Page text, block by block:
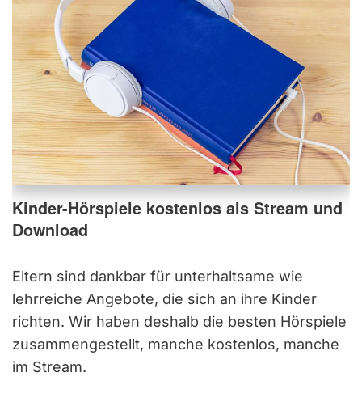
Kinder-Hörspiele kostenlos als Stream und
Download
Eltern sind dankbar für unterhaltsame wie
lehrreiche Angebote, die sich an ihre Kinder
richten. Wir haben deshalb die besten Hörspiele
zusammengestellt, manche kostenlos, manche
im Stream.